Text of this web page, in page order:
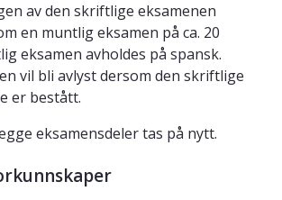
av den skriftlige eksamenen
en muntlig eksamen på ca. 20
eksamen avholdes på spansk.
vil bli avlyst dersom den skriftlige
er bestått.
eksamensdeler tas på nytt.